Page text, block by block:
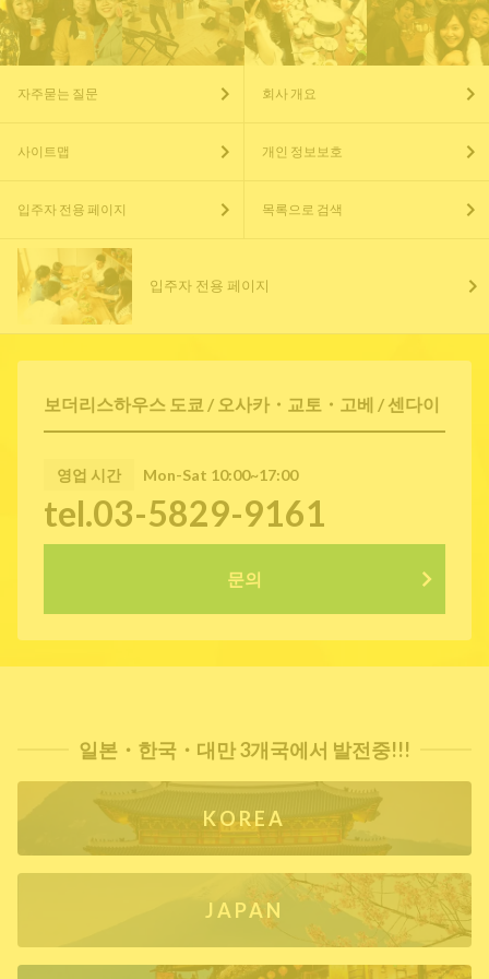
보더리스하우스 도쿄 / 오사카・교토・고베 / 센다이
영업 시간 Mon-Sat 10:00~17:00
tel.03-5829-9161
문의
자주묻는 질문 회사 개요
사이트맵 개인 정보보호
입주자 전용 페이지 목록으로 검색
입주자 전용 페이지
일본・한국・대만 3개국에서 발전중!!!
KOREA
JAPAN